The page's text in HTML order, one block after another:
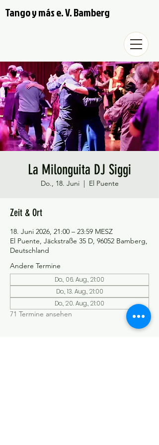
Tango y más e. V. Bamberg
La Milonguita DJ Siggi
Do., 18. Juni
  |
El Puente
Zeit & Ort
18. Juni 2026, 21:00 – 23:59 MESZ
El Puente, Jäckstraße 35 D, 96052 Bamberg,
Deutschland
Andere Termine
Do., 06. Aug., 21:00
Do., 13. Aug., 21:00
Do., 20. Aug., 21:00
71 Termine ansehen